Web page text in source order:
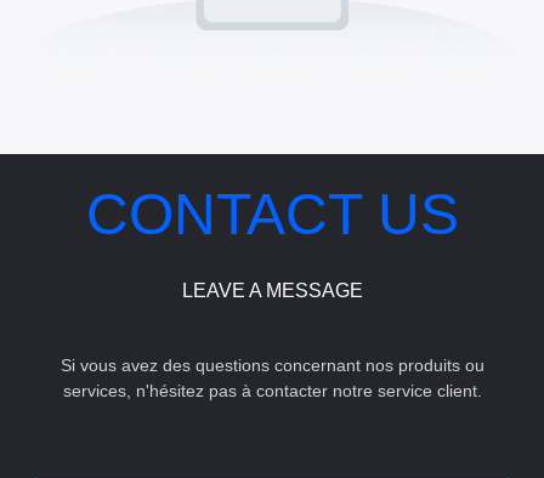
CONTACT US
LEAVE A MESSAGE
Si vous avez des questions concernant nos produits ou
services, n'hésitez pas à contacter notre service client.